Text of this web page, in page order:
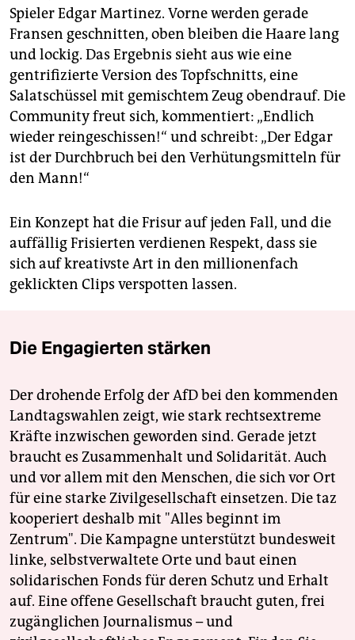
Spieler Edgar Martinez. Vorne werden gerade
Fransen geschnitten, oben bleiben die Haare lang
und lockig. Das Ergebnis sieht aus wie eine
gentrifizierte Version des Topfschnitts, eine
Salatschüssel mit gemischtem Zeug obendrauf. Die
Community freut sich, kommentiert: „Endlich
wieder reingeschissen!“ und schreibt: „Der Edgar
ist der Durchbruch bei den Verhütungsmitteln für
den Mann!“
Ein Konzept hat die Frisur auf jeden Fall, und die
auffällig Frisierten verdienen Respekt, dass sie
sich auf kreativste Art in den millionenfach
geklickten Clips verspotten lassen.
Die Engagierten stärken
Der drohende Erfolg der AfD bei den kommenden
Landtagswahlen zeigt, wie stark rechtsextreme
Kräfte inzwischen geworden sind. Gerade jetzt
braucht es Zusammenhalt und Solidarität. Auch
und vor allem mit den Menschen, die sich vor Ort
für eine starke Zivilgesellschaft einsetzen. Die taz
kooperiert deshalb mit "Alles beginnt im
Zentrum". Die Kampagne unterstützt bundesweit
linke, selbstverwaltete Orte und baut einen
solidarischen Fonds für deren Schutz und Erhalt
auf. Eine offene Gesellschaft braucht guten, frei
zugänglichen Journalismus – und